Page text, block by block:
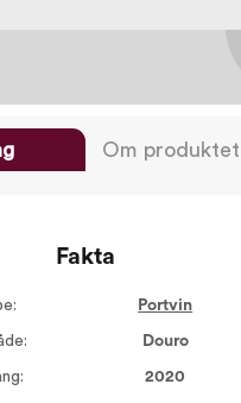
Om produktet
Fakta
Portvin
Douro
2020